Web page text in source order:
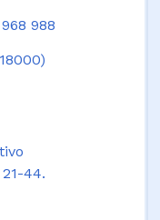
988
44.